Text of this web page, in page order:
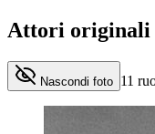
Attori originali
Nascondi foto 11